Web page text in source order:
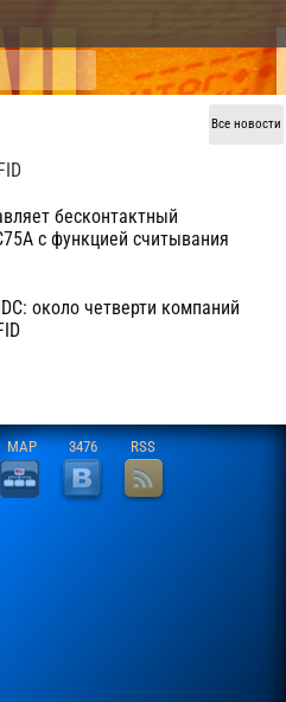
Все новости
бесконтактный
с функцией считывания
около четверти компаний
MAP 3476 RSS